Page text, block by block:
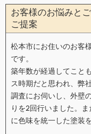
お客様のお悩みと
ご提案
松本市にお住いのお客
です。
築年数が経過してこと
ス時期だと思われ、弊
調査にお伺いし、外壁
りを2回行いました。
に色味を統一した塗装